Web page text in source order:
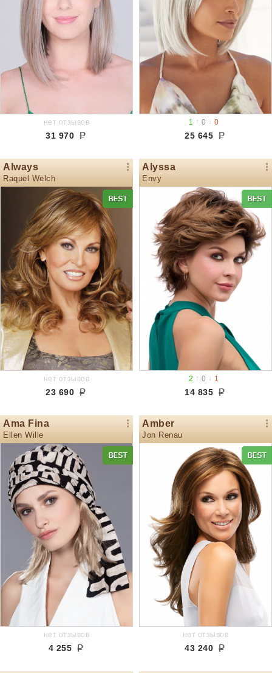
нет отзывов
31 970
1 ↑0 ↓0
25 645
Always
Raquel Welch
нет отзывов
23 690
Alyssa
Envy
2 ↑0 ↓ 1
14 835
Ama Fina
Ellen Wille
нет отзывов
4 255
Amber
Jon Renau
нет отзывов
43 240